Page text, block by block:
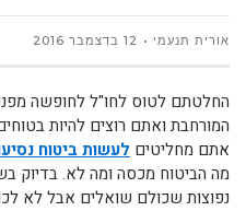
אורית תנעמי 12 בדצמבר 2016
החלטתם לטוס לחו"ל לחופשה
המורחבת ואתם רוצים להיות
אתם מחליטים לעשות ביטוח
מה הביטוח מכסה ומה לא. בדיוק
נפוצות שכולם שואלים אבל לא